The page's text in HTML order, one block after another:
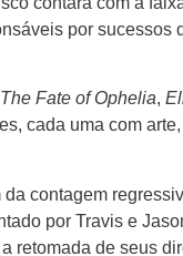
por sucessos
The Fate of Ophelia,
cada uma com
contagem
por Travis e
retomada de seus